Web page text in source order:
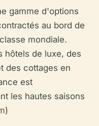
gamme d'options
au bord de
mondiale.
hôtels de luxe, des
des cottages en
est
les hautes saisons
)